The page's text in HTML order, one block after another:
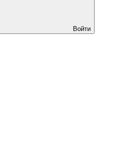
Войти